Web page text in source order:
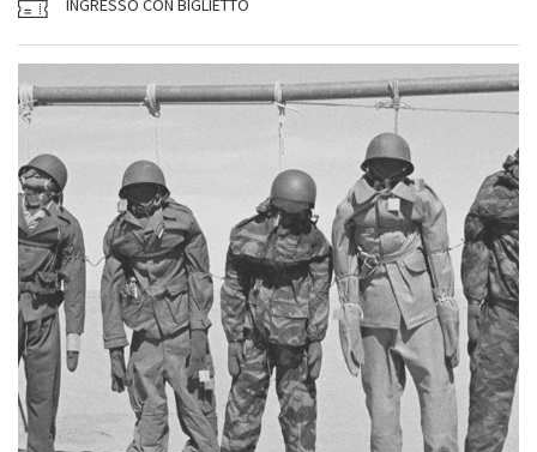
INGRESSO CON BIGLIETTO